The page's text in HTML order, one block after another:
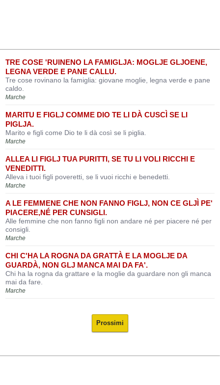
TRE COSE 'RUINENO LA FAMIGLJA: MOGLJE GLJOENE,
LEGNA VERDE E PANE CALLU.
Tre cose rovinano la famiglia: giovane moglie, legna verde e pane
caldo.
Marche
MARITU E FIGLJ COMME DIO TE LI DÀ CUSCÌ SE LI
PIGLJA.
Marito e figli come Dio te li dà così se li piglia.
Marche
ALLEA LI FIGLJ TUA PURITTI, SE TU LI VOLI RICCHI E
VENEDITTI.
Alleva i tuoi figli poveretti, se li vuoi ricchi e benedetti.
Marche
A LE FEMMENE CHE NON FANNO FIGLJ, NON CE GLJÌ PE'
PIACERE,NÉ PER CUNSIGLI.
Alle femmine che non fanno figli non andare né per piacere né per
consigli.
Marche
CHI C'HA LA ROGNA DA GRATTÀ E LA MOGLJE DA
GUARDÀ, NON GLJ MANCA MAI DA FA'.
Chi ha la rogna da grattare e la moglie da guardare non gli manca
mai da fare.
Marche
Prossimi